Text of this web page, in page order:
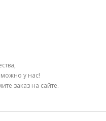
у нас!
заказ на сайте.